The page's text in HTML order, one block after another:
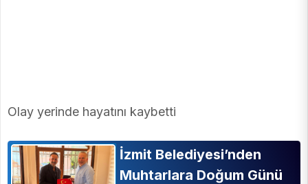
Olay yerinde hayatını kaybetti
İzmit Belediyesi’nden
Muhtarlara Doğum Günü